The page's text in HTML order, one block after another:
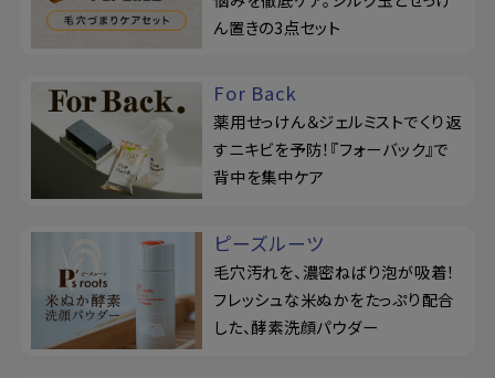
ん置きの3点セット
For Back
薬用せっけん＆ジェルミストでくり返
すニキビを予防！『フォーバック』で
背中を集中ケア
ピーズルーツ
毛穴汚れを、濃密ねばり泡が吸着！
フレッシュな米ぬかをたっぷり配合
した、酵素洗顔パウダー